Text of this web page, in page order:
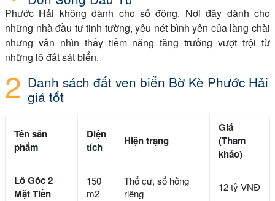
Phước Hải không dành cho số đông. Nơi đây dành cho
những nhà đầu tư tinh tường, yêu nét bình yên của làng chài
nhưng vẫn nhìn thấy tiềm năng tăng trưởng vượt trội từ
những lô đất sát biển.
Danh sách đất ven biển Bờ Kè Phước Hải
giá tốt
Tên sản
phẩm
Diện
tích
Hiện trạng
Giá
(Tham
khảo)
Lô Góc 2
Mặt Tiền
150
m2
Thổ cư, sổ hồng
riêng
12 tỷ VNĐ